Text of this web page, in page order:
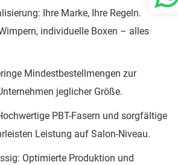
Ihre Marke, Ihre Regeln.
individuelle Boxen – alles
Mindestbestellmengen zur
jeglicher Größe.
PBT-Fasern und sorgfältige
Leistung auf Salon-Niveau.
Optimierte Produktion und